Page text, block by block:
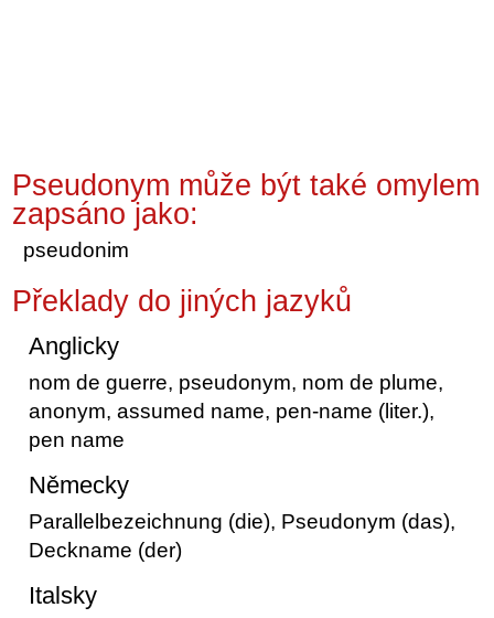
Pseudonym může být také omylem
zapsáno jako:
pseudonim
Překlady do jiných jazyků
Anglicky
nom de guerre, pseudonym, nom de plume,
anonym, assumed name, pen-name (liter.),
pen name
Německy
Parallelbezeichnung (die), Pseudonym (das),
Deckname (der)
Italsky